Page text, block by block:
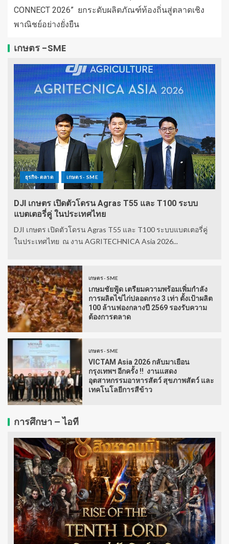
CONNECT 2026” ยกระดับผลิตภัณฑ์ท้องถิ่นสู่ตลาดเชิง
พาณิชย์อย่างยั่งยืน
เกษตร -SME
ธุรกิจ-ตลาด เกษตร - SME
DJI เกษตร เปิดตัวโดรน Agras T55 และ T100 ระบบ
แบตเตอรี่คู่ ในประเทศไทย
DJI เกษตร เปิดตัวโดรน Agras T55 และ T100 ระบบแบตเตอรี่คู่
ในประเทศไทย ณ งาน AGRITECHNICA Asia 2026...
เกษตร - SME
เกษมชัยฟู้ด เตรียมความพร้อมเพิ่มกำลัง
การผลิตไข่ไก่ปลอดกรง 3 เท่า ตั้งเป้าผลิต
100 ล้านฟองกลางปี 2569 รองรับความ
ต้องการตลาด
เกษตร - SME
VICTAM Asia 2026 กลับมาเยือน
กรุงเทพฯ อีกครั้ง !! งานแสดง
อุตสาหกรรมอาหารสัตว์ สุขภาพสัตว์ และ
เทคโนโลยีการสีข้าว
การศึกษา – ไอที